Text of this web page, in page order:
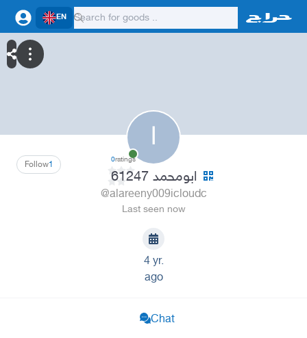
EN
ا
1
Follow 0ratings
ابومحمد 61247
@alareeny009icloudc
Last seen now
4 yr.
ago
Chat